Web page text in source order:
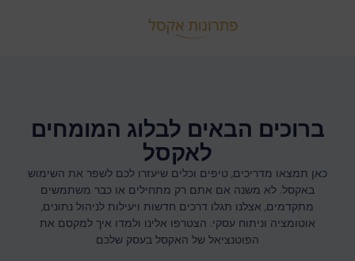
ברוכים הבאים לבלוג המומחים
לאקסל
כאן תמצאו מדריכים, טיפים וכלים שיעזרו לכם לשפר את השימוש
באקסל. לא משנה אם אתם רק מתחילים או כבר משתמשים
מתקדמים, אצלנו תגלו דרכים חדשות ויעילות לניהול נתונים,
אוטומציה וניתוח עסקי. הצטרפו אלינו ולמדו איך למקסם את
הפוטנציאל של האקסל בעסק שלכם